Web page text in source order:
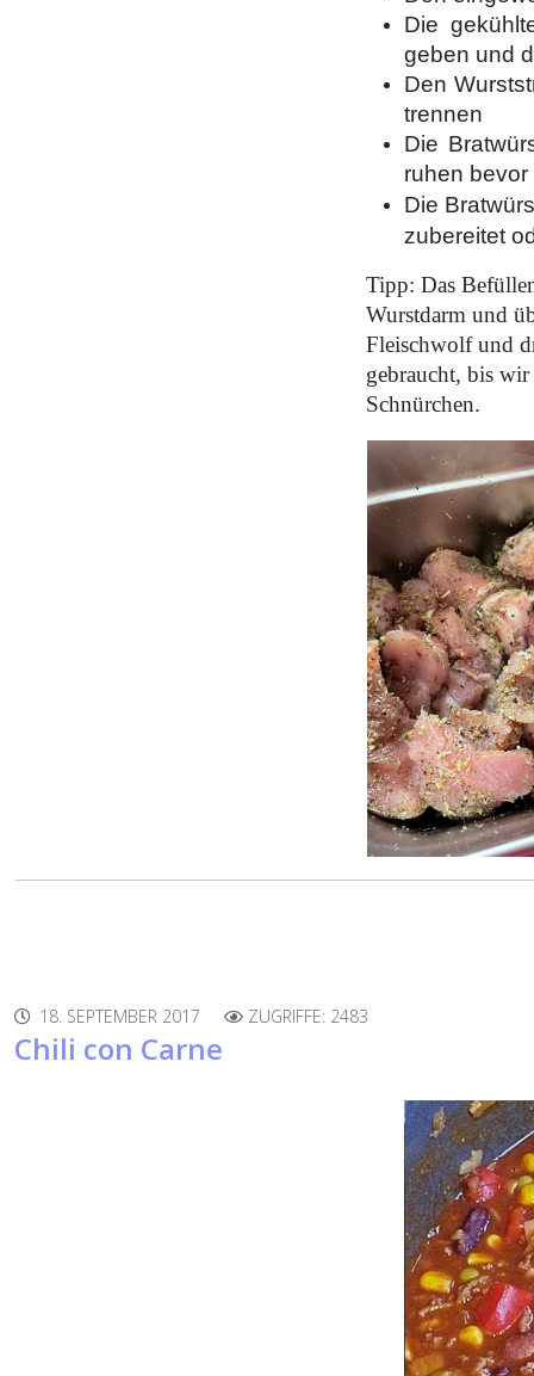
Die
geben und
Den
trennen
Die
ruhen
Die
zubereitet
Tipp: Das
Wurstdarm und
Fleischwolf und
gebraucht, bis wir
Schnürchen.
18. SEPTEMBER 2017 ZUGRIFFE: 2483
Chili con Carne